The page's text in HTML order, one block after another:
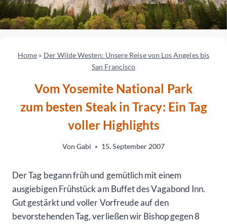
Home » Der Wilde Westen: Unsere Reise von Los Angeles bis
San Francisco
Vom Yosemite National Park
zum besten Steak in Tracy: Ein Tag
voller Highlights
Von Gabi 15. September 2007
Der Tag begann früh und gemütlich mit einem
ausgiebigen Frühstück am Buffet des Vagabond Inn.
Gut gestärkt und voller Vorfreude auf den
bevorstehenden Tag, verließen wir Bishop gegen 8